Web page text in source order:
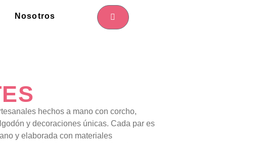
Nosotros
hechos a mano con corcho,
y decoraciones únicas. Cada par es
y elaborada con materiales